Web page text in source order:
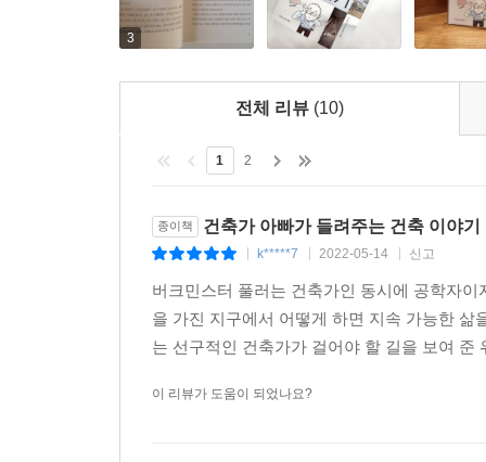
건축가의 의도, 역사와 예술성 등을 다각도에서
버크민스터 풀러를 통해 다양한 면모를 가진 건축
전통을 현대 건축에 녹여 낸 그들만의 방법과 함
활동하며 지역적 특색이 묻어나는 자신의 건
아이디어를 건축물에 반영시켜 세계무대에서
건축가는 공학적인 기술은 물론 인문학적인 깊
▶ 언제라도 가 볼 수 있는 우리나라 건축물을 두루
이 책에서는 특히 외국의 유명 건축물뿐만 아니
독자들이 쉽게 찾아가 볼 수 있도록 한다. 김수
유엔스튜디오의 갤러리아 백화점에 이르기까
고민과 그 결과물들을 눈으로 직접 확인할 수 있게
3
전체 리뷰 (10)
1 2
종이책 건축가 아빠가 들려주는 건축 이야기
k*****7 2022-05-14 신고
버크민스터 풀러는 건축가인 동시에 공학자
을 가진 지구에서 어떻게 하면 지속 가능한
는 선구적인 건축가가 걸어야 할 길을 보여
이 리뷰가 도움이 되었나요?